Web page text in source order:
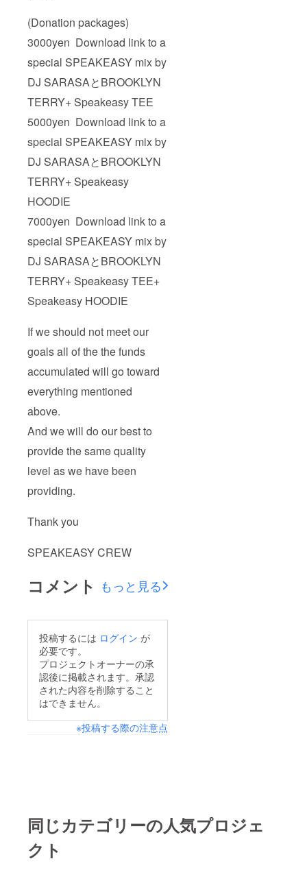
(Donation packages)
3000yen Download link to a
special SPEAKEASY mix by
DJ SARASAとBROOKLYN
TERRY+ Speakeasy TEE
5000yen Download link to a
special SPEAKEASY mix by
DJ SARASAとBROOKLYN
TERRY+ Speakeasy
HOODIE
7000yen Download link to a
special SPEAKEASY mix by
DJ SARASAとBROOKLYN
TERRY+ Speakeasy TEE+
Speakeasy HOODIE
If we should not meet our
goals all of the the funds
accumulated will go toward
everything mentioned
above.
And we will do our best to
provide the same quality
level as we have been
providing.
Thank you
SPEAKEASY CREW
コメント もっと見る
投稿するには ログイン が
必要です。
プロジェクトオーナーの承
認後に掲載されます。承認
された内容を削除すること
はできません。
※投稿する際の注意点
同じカテゴリーの人気プロジェ
クト